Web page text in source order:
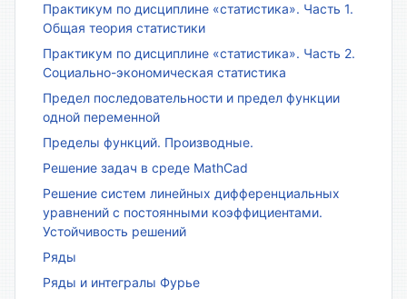
Практикум по дисциплине «статистика». Часть 1.
Общая теория статистики
Практикум по дисциплине «статистика». Часть 2.
Социально-экономическая статистика
Предел последовательности и предел функции
одной переменной
Пределы функций. Производные.
Решение задач в среде MathCad
Решение систем линейных дифференциальных
уравнений с постоянными коэффициентами.
Устойчивость решений
Ряды
Ряды и интегралы Фурье